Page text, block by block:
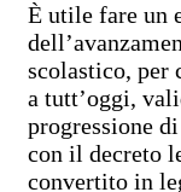
È utile fare un
scolastico, per
a tutt’oggi,
progressione
con il decreto
convertito in